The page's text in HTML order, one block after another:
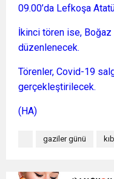
09.00’da Lefkoşa
İkinci tören ise, Boğaz
düzenlenecek.
Törenler, Covid-19
gerçekleştirilecek.
(HA)
gaziler günü